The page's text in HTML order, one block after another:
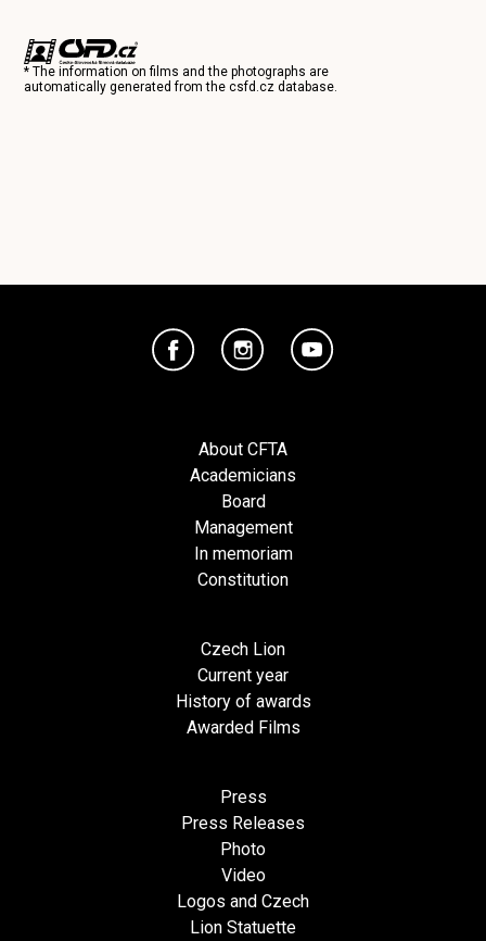
* The information on films and the photographs are
automatically generated from thecsfd.cz database.
About CFTA
Academicians
Board
Management
In memoriam
Constitution
Czech Lion
Current year
History of awards
Awarded Films
Press
Press Releases
Photo
Video
Logos and Czech
Lion Statuette